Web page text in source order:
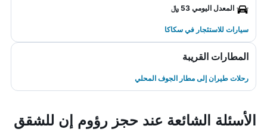
المعدل اليومي 53 ﷼
سيارات للاستئجار في سكاكا
المطارات القريبة
رحلات طيران إلى مطار الجوف المحلي
الأسئلة الشائعة عند حجز رؤوم إن للشقق